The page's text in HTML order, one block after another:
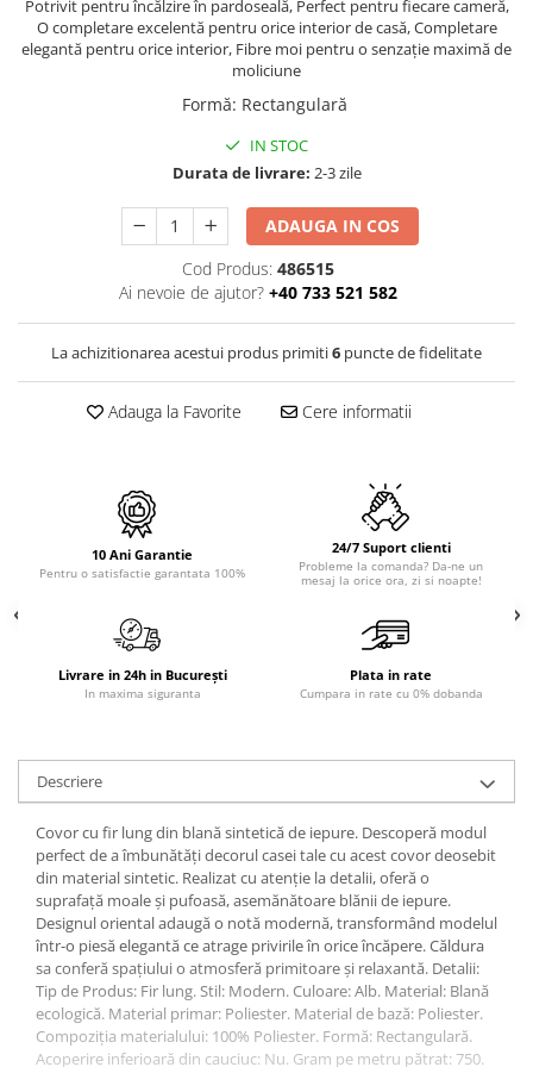
QUADRIX
QUADRIX COMPOZIT
SETURI CHIUVETA DE BUCATARIE SI
SITE / COSURI INOX
STYLUX
Electrocasnice pentru bucătărie
Mixere și blendere
Sisteme pentru apa pură
Potrivit pentru încălzire în pardoseală, Perfect pentru fiecare cameră,
O completare excelentă pentru orice interior de casă, Completare
elegantă pentru orice interior, Fibre moi pentru o senzație maximă de
moliciune
Formă: Rectangulară
IN STOC
Durata de livrare: 2-3 zile
ADAUGA IN COS
Cod Produs: 486515
Ai nevoie de ajutor? +40 733 521 582
La achizitionarea acestui produs primiti6 puncte de fidelitate
Adauga la Favorite Cere informatii
10 Ani Garantie
Pentru o satisfactie garantata 100%
24/7 Suport clienti
Probleme la comanda? Da-ne un
mesaj la orice ora, zi si noapte!
Livrare in 24h in București
In maxima siguranta
Plata in rate
Cumpara in rate cu 0% dobanda
Descriere
Covor cu fir lung din blană sintetică de iepure. Descoperă modul
perfect de a îmbunătăți decorul casei tale cu acest covor deosebit
din material sintetic. Realizat cu atenție la detalii, oferă o
suprafață moale și pufoasă, asemănătoare blănii de iepure.
Designul oriental adaugă o notă modernă, transformând modelul
într-o piesă elegantă ce atrage privirile în orice încăpere. Căldura
sa conferă spațiului o atmosferă primitoare și relaxantă. Detalii:
Tip de Produs: Fir lung. Stil: Modern. Culoare: Alb. Material: Blană
ecologică. Material primar: Poliester. Material de bază: Poliester.
Compoziția materialului: 100% Poliester. Formă: Rectangulară.
Acoperire inferioară din cauciuc: Nu. Gram pe metru pătrat: 750.